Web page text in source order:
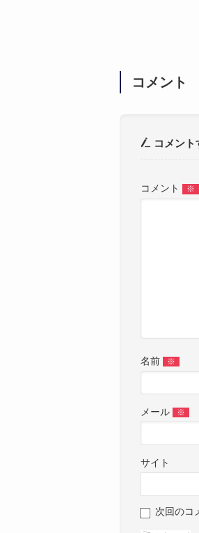
コメント
コメント
コメント ※
名前 ※
メール ※
サイト
次回のコ